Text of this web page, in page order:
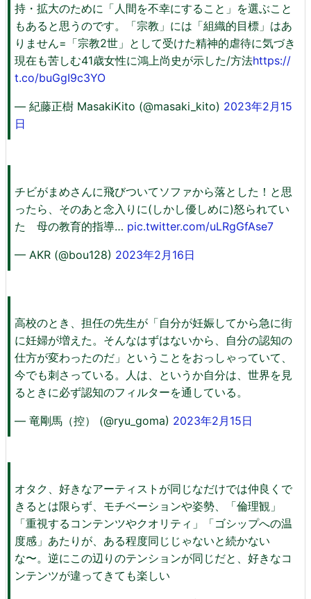
持・拡大のために「人間を不幸にすること」を選ぶこと
もあると思うのです。「宗教」には「組織的目標」はあ
りません=「宗教2世」として受けた精神的虐待に気づき
現在も苦しむ41歳女性に鴻上尚史が示した/方法https://
t.co/buGgI9c3YO
— 紀藤正樹 MasakiKito (@masaki_kito) 2023年2月15
日
チビがまめさんに飛びついてソファから落とした！と思
ったら、そのあと念入りに(しかし優しめに)怒られてい
た 母の教育的指導… pic.twitter.com/uLRgGfAse7
— AKR (@bou128) 2023年2月16日
高校のとき、担任の先生が「自分が妊娠してから急に街
に妊婦が増えた。そんなはずはないから、自分の認知の
仕方が変わったのだ」ということをおっしゃっていて、
今でも刺さっている。人は、というか自分は、世界を見
るときに必ず認知のフィルターを通している。
— 竜剛馬（控） (@ryu_goma) 2023年2月15日
オタク、好きなアーティストが同じなだけでは仲良くで
きるとは限らず、モチベーションや姿勢、「倫理観」
「重視するコンテンツやクオリティ」「ゴシップへの温
度感」あたりが、ある程度同じじゃないと続かない
な〜。逆にこの辺りのテンションが同じだと、好きなコ
ンテンツが違ってきても楽しい